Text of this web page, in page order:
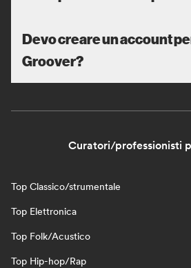
Devo creare un account
Groover?
Curatori/professionisti
Top Classico/strumentale
Top Elettronica
Top Folk/Acustico
Top Hip-hop/Rap